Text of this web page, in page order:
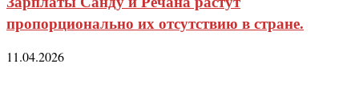
пропорционально их отсутствию в стране.
11.04.2026